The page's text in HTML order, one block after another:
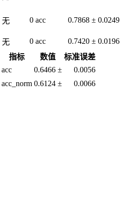
无 0 acc 0.7868 ± 0.0249
无 0 acc 0.7420 ± 0.0196
指标 数值
标准误差
acc 0.6466 ±
0.0056
acc_norm 0.6124 ± 0.0066